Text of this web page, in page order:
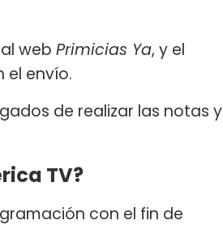
web Primicias Ya, y el
el envío.
de realizar las notas y
TV?
con el fin de